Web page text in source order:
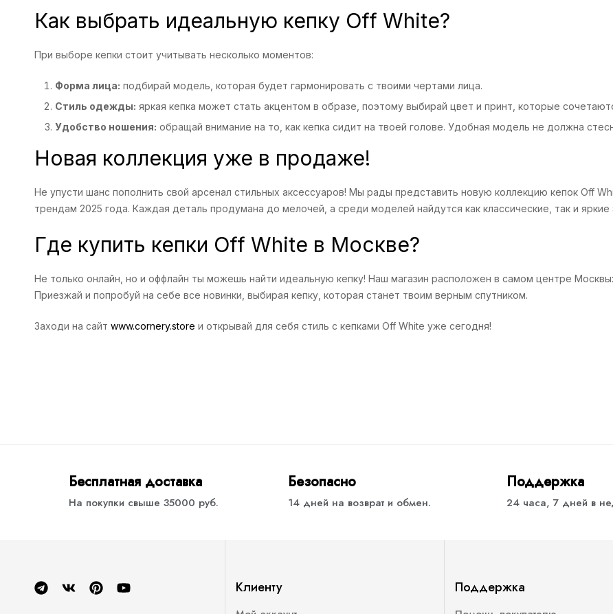
Как выбрать идеальную кепку Off White?
При выборе кепки стоит учитывать несколько моментов:
Форма лица: подбирай модель, которая будет гармонировать с твоими чертами лица.
Стиль одежды: яркая кепка может стать акцентом в образе, поэтому выбирай цвет и принт, которые
Удобство ношения: обращай внимание на то, как кепка сидит на твоей голове. Удобная модель не должна
Новая коллекция уже в продаже!
Не упусти шанс пополнить свой арсенал стильных аксессуаров! Мы рады представить новую коллекцию кепок Off
трендам 2025 года. Каждая деталь продумана до мелочей, а среди моделей найдутся как классические, так и
Где купить кепки Off White в Москве?
Не только онлайн, но и оффлайн ты можешь найти идеальную кепку! Наш магазин расположен в самом центре Москвы:
Приезжай и попробуй на себе все новинки, выбирая кепку, которая станет твоим верным спутником.
Заходи на сайт www.cornery.store и открывай для себя стиль с кепками Off White уже сегодня!
Бесплатная доставка
На покупки свыше 35000 руб.
Безопасно
14 дней на возврат и обмен.
Поддержка
24 часа, 7 дней в
Клиенту Поддержка